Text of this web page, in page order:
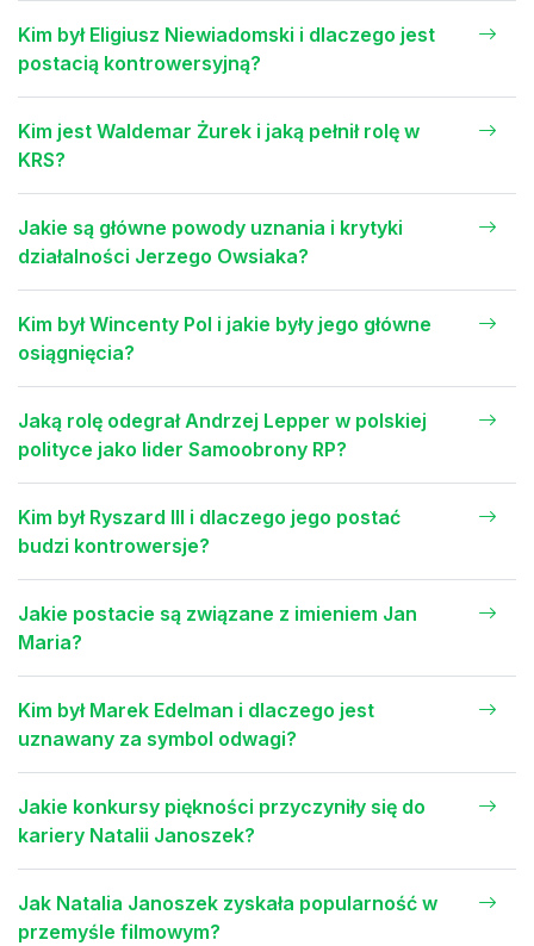
Kim był Eligiusz Niewiadomski i dlaczego jest
postacią kontrowersyjną?
Kim jest Waldemar Żurek i jaką pełnił rolę w
KRS?
Jakie są główne powody uznania i krytyki
działalności Jerzego Owsiaka?
Kim był Wincenty Pol i jakie były jego główne
osiągnięcia?
Jaką rolę odegrał Andrzej Lepper w polskiej
polityce jako lider Samoobrony RP?
Kim był Ryszard III i dlaczego jego postać
budzi kontrowersje?
Jakie postacie są związane z imieniem Jan
Maria?
Kim był Marek Edelman i dlaczego jest
uznawany za symbol odwagi?
Jakie konkursy piękności przyczyniły się do
kariery Natalii Janoszek?
Jak Natalia Janoszek zyskała popularność w
przemyśle filmowym?